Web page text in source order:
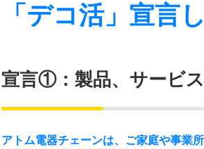
「デコ活」宣言
宣⾔①：製品、サービ
アトム電器チェーンは、ご家庭や事業